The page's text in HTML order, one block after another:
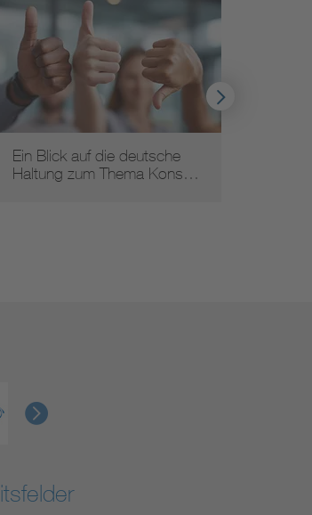
Ein Blick auf die deutsche
Haltung zum Thema Kons…